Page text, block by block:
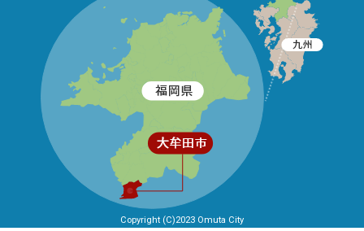
Copyright (C)2023 Omuta City